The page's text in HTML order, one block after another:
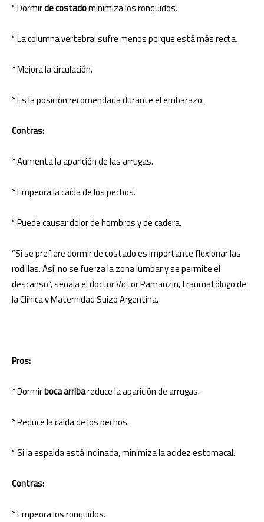
* Dormirde costadominimiza los ronquidos.
* La columna vertebral sufre menos porque está más recta.
* Mejora la circulación.
* Es la posición recomendada durante el embarazo.
Contras:
* Aumenta la aparición de las arrugas.
* Empeora la caída de los pechos.
* Puede causar dolor de hombros y de cadera.
“Si se prefiere dormir de costado es importante flexionar las
rodillas. Así, no se fuerza la zona lumbar y se permite el
descanso”, señala el doctor Victor Ramanzin, traumatólogo de
la Clínica y Maternidad Suizo Argentina.
Pros:
* Dormirboca arribareduce la aparición de arrugas.
* Reduce la caída de los pechos.
* Si la espalda está inclinada, minimiza la acidez estomacal.
Contras:
* Empeora los ronquidos.